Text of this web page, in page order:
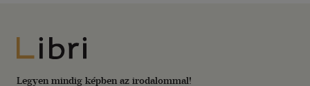
Libri
Legyen mindig képben az irodalommal!